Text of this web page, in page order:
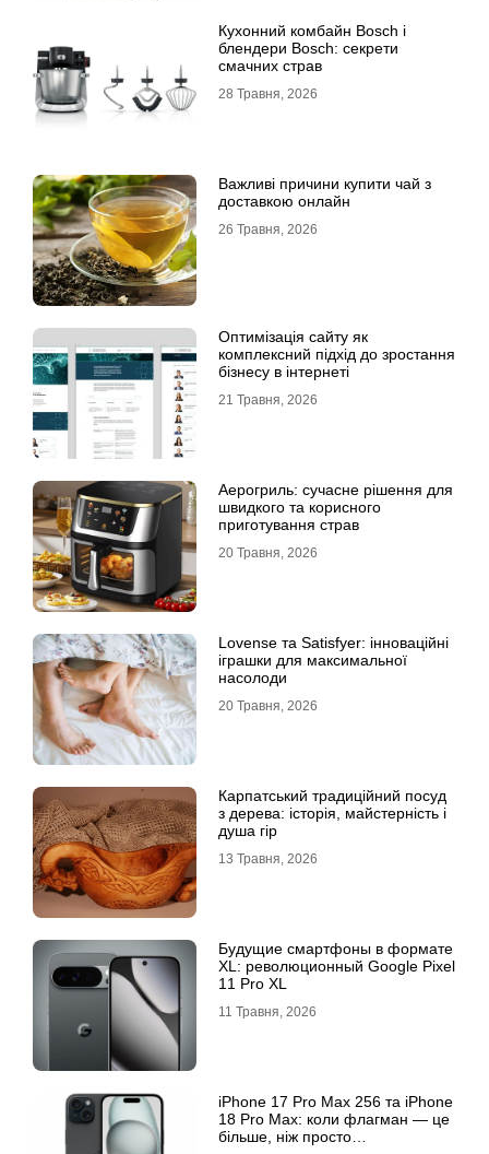
Кухонний комбайн Bosch і
блендери Bosch: секрети
смачних страв
28 Травня, 2026
Важливі причини купити чай з
доставкою онлайн
26 Травня, 2026
Оптимізація сайту як
комплексний підхід до зростання
бізнесу в інтернеті
21 Травня, 2026
Аерогриль: сучасне рішення для
швидкого та корисного
приготування страв
20 Травня, 2026
Lovense та Satisfyer: інноваційні
іграшки для максимальної
насолоди
20 Травня, 2026
Карпатський традиційний посуд
з дерева: історія, майстерність і
душа гір
13 Травня, 2026
Будущие смартфоны в формате
XL: революционный Google Pixel
11 Pro XL
11 Травня, 2026
iРhone 17 Рro Мax 256 та iРhone
18 Рro Мax: коли флагман — це
більше, ніж просто